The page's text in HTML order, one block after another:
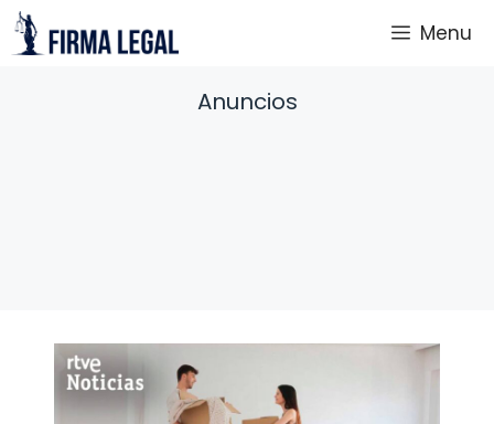
Saltar
al
Menu
Anuncios